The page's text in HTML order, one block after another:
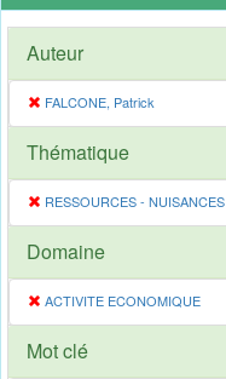
Auteur
FALCONE, Patrick
Thématique
RESSOURCES - NUISANCES
Domaine
ACTIVITE ECONOMIQUE
Mot clé